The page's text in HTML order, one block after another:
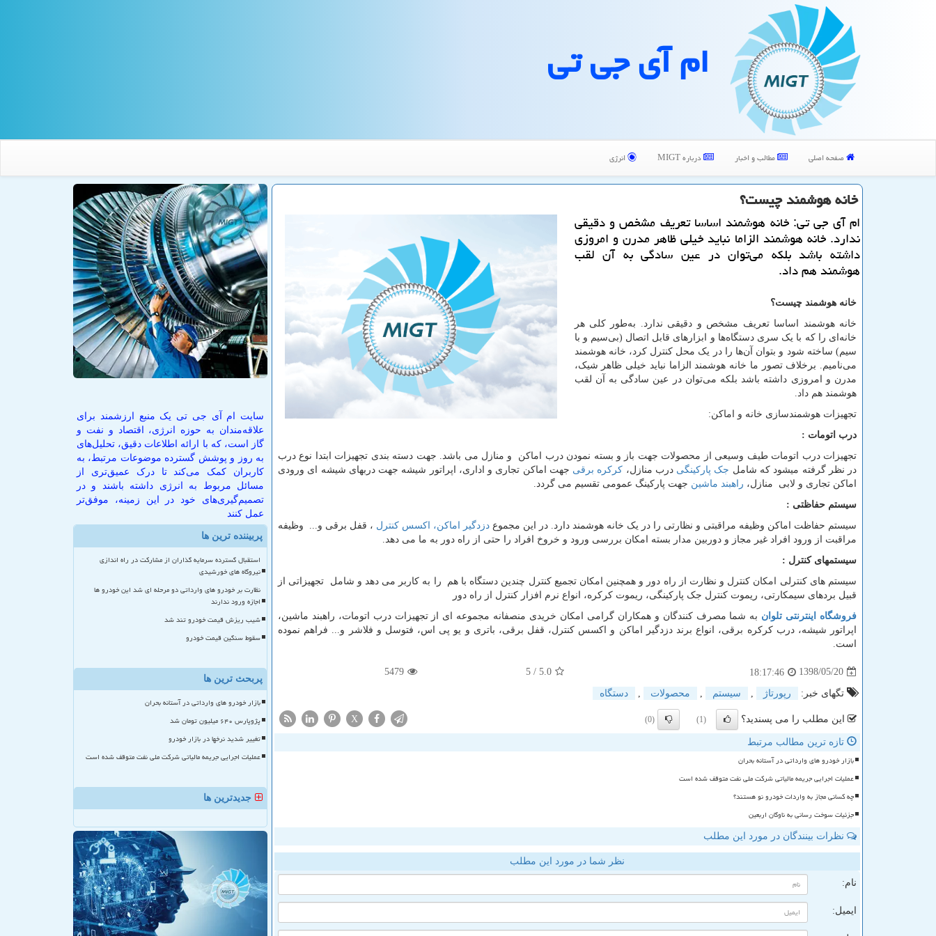
ام آی جی تی
صفحه اصلی مطالب و اخبار درباره MIGT انرژی
خانه هوشمند چیست؟
ام آی جی تی: خانه هوشمند اساسا تعریف مشخص و دقیقی
ندارد. خانه هوشمند الزاما نباید خیلی ظاهر مدرن و امروزی
داشته باشد بلكه می‌توان در عین سادگی به آن لقب
هوشمند هم داد.
خانه هوشمند چیست؟
خانه هوشمند اساسا تعریف مشخص و دقیقی ندارد. به‌طور کلی هر
خانه‌ای را که با یک سری دستگاه‌ها و ابزارهای قابل اتصال (بی‌سیم و با
سیم) ساخته شود و بتوان آن‌ها را در یک محل کنترل کرد، خانه هوشمند
می‌نامیم. برخلاف تصور ما خانه هوشمند الزاما نباید خیلی ظاهر شیک،
مدرن و امروزی داشته باشد بلکه می‌توان در عین سادگی به آن لقب
هوشمند هم داد.
تجهیزات هوشمندسازی خانه و اماکن:
درب اتومات :
تجهیزات درب اتومات طیف وسیعی از محصولات جهت باز و بسته نمودن درب اماکن و منازل می باشد. جهت دسته بندی تجهیزات ابتدا نوع درب
در نظر گرفته میشود که شامل جک پارکینگی درب منازل، کرکره برقی جهت اماکن تجاری و اداری، اپراتور شیشه جهت دربهای شیشه ای ورودی
اماکن تجاری و لابی منازل، راهبند ماشین جهت پارکینگ عمومی تقسیم می گردد.
سیستم حفاظتی :
سیستم حفاظت اماکن وظیفه مراقبتی و نظارتی را در یک خانه هوشمند دارد. در این مجموع دزدگیر اماکن، اکسس کنترل ، قفل برقی و... وظیفه
مراقبت از ورود افراد غیر مجاز و دوربین مدار بسته امکان بررسی ورود و خروخ افراد را حتی از راه دور به ما می دهد.
سیستمهای کنترل :
سیستم های کنترلی امکان کنترل و نظارت از راه دور و همچنین امکان تجمیع کنترل چندین دستگاه با هم را به کاربر می دهد و شامل تجهیزاتی از
قبیل بردهای سیمکارتی، ریموت کنترل جک پارکینگی، ریموت کرکره، انواع نرم افزار کنترل از راه دور
فروشگاه اینترنتی تلوان به شما مصرف کنندگان و همکاران گرامی امکان خریدی منصفانه مجموعه ای از تجهیزات درب اتومات، راهبند ماشین،
اپراتور شیشه، درب کرکره برقی، انواع برند دزدگیر اماکن و اکسس کنترل، قفل برقی، باتری و یو پی اس، فتوسل و فلاشر و... فراهم نموده
است.
1398/05/20
18:17:46
5.0
/ 5
5479
تگهای خبر: رپورتاژ سیستم محصولات دستگاه
این مطلب را می پسندید؟ (1)
(0)
X
تازه ترین مطالب مرتبط
بازار خودرو های وارداتی در آستانه بحران
عملیات اجرایی جریمه مالیاتی شرکت ملی نفت متوقف شده است
چه کسانی مجاز به واردات خودرو نو هستند؟
جزئیات سوخت رسانی به ناوگان اربعین
نظرات بینندگان در مورد این مطلب
نظر شما در مورد این مطلب
نام:
ایمیل:
سایت ام آی جی تی یک منبع ارزشمند برای
علاقه‌مندان به حوزه انرژی، اقتصاد و نفت و
گاز است، که با ارائه اطلاعات دقیق، تحلیل‌های
به روز و پوشش گسترده موضوعات مرتبط، به
کاربران کمک می‌کند تا درک عمیق‌تری از
مسائل مربوط به انرژی داشته باشند و در
تصمیم‌گیری‌های خود در این زمینه، موفق‌تر
عمل کنند
پربیننده ترین ها
استقبال گسترده سرمایه گذاران از مشارکت در راه اندازی
نیروگاه های خورشیدی
نظارت بر خودرو های وارداتی دو مرحله ای شد این خودرو ها
اجازه ورود ندارند
شیب ریزش قیمت خودرو تند شد
سقوط سنگین قیمت خودرو
پربحث ترین ها
بازار خودرو های وارداتی در آستانه بحران
پژوپارس ۶۴۰ میلیون تومان شد
تغییر شدید نرخها در بازار خودرو
عملیات اجرایی جریمه مالیاتی شرکت ملی نفت متوقف شده است
جدیدترین ها